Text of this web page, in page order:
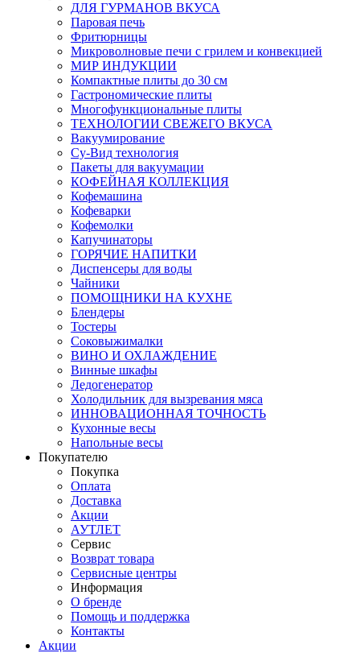
ДЛЯ ГУРМАНОВ ВКУСА
Паровая печь
Фритюрницы
Микроволновые печи с грилем и конвекцией
МИР ИНДУКЦИИ
Компактные плиты до 30 см
Гастрономические плиты
Многофункциональные плиты
ТЕХНОЛОГИИ СВЕЖЕГО ВКУСА
Вакуумирование
Су-Вид технология
Пакеты для вакуумации
КОФЕЙНАЯ КОЛЛЕКЦИЯ
Кофемашина
Кофеварки
Кофемолки
Капучинаторы
ГОРЯЧИЕ НАПИТКИ
Диспенсеры для воды
Чайники
ПОМОЩНИКИ НА КУХНЕ
Блендеры
Тостеры
Соковыжималки
ВИНО И ОХЛАЖДЕНИЕ
Винные шкафы
Ледогенератор
Холодильник для вызревания мяса
ИННОВАЦИОННАЯ ТОЧНОСТЬ
Кухонные весы
Напольные весы
Покупателю
Покупка
Оплата
Доставка
Акции
АУТЛЕТ
Сервис
Возврат товара
Сервисные центры
Информация
О бренде
Помощь и поддержка
Контакты
Акции